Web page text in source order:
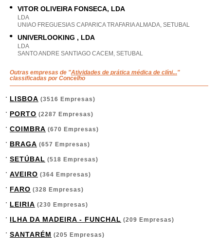
VITOR OLIVEIRA FONSECA, LDA
LDA
UNIAO FREGUESIAS CAPARICA TRAFARIA ALMADA, SETUBAL
UNIVERLOOKING , LDA
LDA
SANTO ANDRE SANTIAGO CACEM, SETUBAL
Outras empresas de "Atividades de prática médica de clíni..."
classificadas por Concelho
LISBOA (3516 Empresas)
PORTO (2287 Empresas)
COIMBRA (670 Empresas)
BRAGA (657 Empresas)
SETÚBAL (518 Empresas)
AVEIRO (364 Empresas)
FARO (328 Empresas)
LEIRIA (230 Empresas)
ILHA DA MADEIRA - FUNCHAL (209 Empresas)
SANTARÉM (205 Empresas)